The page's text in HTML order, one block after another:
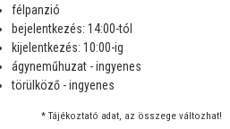
félpanzió
bejelentkezés: 14:00-tól
kijelentkezés: 10:00-ig
ágyneműhuzat - ingyenes
törülköző - ingyenes
* Tájékoztató adat, az összege változhat!